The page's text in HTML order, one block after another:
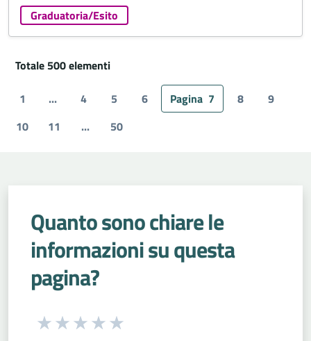
Graduatoria/Esito
Totale 500 elementi
1
... 4 5 6 Pagina 7 8
9
10
11 ... 50
Quanto sono chiare le
informazioni su questa
pagina?
Seleziona una valutazione da 1 a 5 stelle